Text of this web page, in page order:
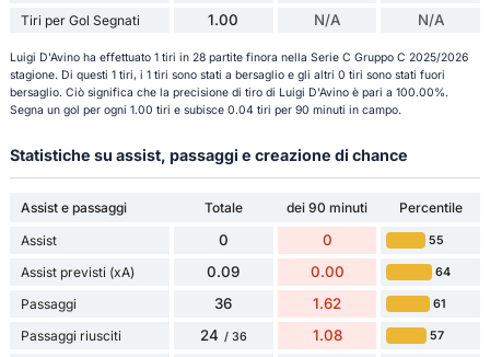
Tiri per Gol Segnati 1.00 N/A N/A
Luigi D'Avino ha effettuato 1 tiri in 28 partite finora nella Serie C Gruppo C 2025/2026
stagione. Di questi 1 tiri, i 1 tiri sono stati a bersaglio e gli altri 0 tiri sono stati fuori
bersaglio. Ciò significa che la precisione di tiro di Luigi D'Avino è pari a 100.00%.
Segna un gol per ogni 1.00 tiri e subisce 0.04 tiri per 90 minuti in campo.
Statistiche su assist, passaggi e creazione di chance
Assist e passaggi Totale dei 90 minuti
Percentile
Assist
0 0 55
Assist previsti (xA) 0.09 0.00 64
Passaggi 36 1.62 61
Passaggi riusciti 24 / 36 1.08 57